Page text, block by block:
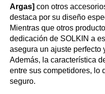
Argas] con otros
destaca por su diseño
Mientras que otros
dedicación de SOLKIN a
asegura un ajuste perfecto
Además, la característica
entre sus competidores, lo
seguro.